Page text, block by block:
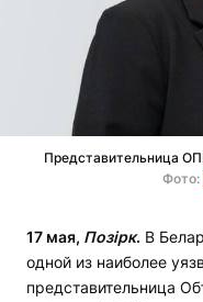
Представительница
Фото:
17 мая, Позірк. В
одной из наиболее
представительница